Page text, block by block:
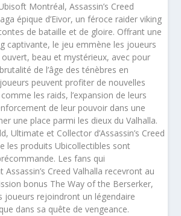
Montréal, Assassin’s Creed
épique d’Eivor, un féroce raider viking
de bataille et de gloire. Offrant une
captivante, le jeu emmène les joueurs
beau et mystérieux, avec pour
de l’âge des ténèbres en
peuvent profiter de nouvelles
les raids, l’expansion de leurs
de leur pouvoir dans une
une place parmi les dieux du Valhalla.
Ultimate et Collector d’Assassin’s Creed
les produits Ubicollectibles sont
Les fans qui
Creed Valhalla recevront au
bonus The Way of the Berserker,
joueurs rejoindront un légendaire
dans sa quête de vengeance.